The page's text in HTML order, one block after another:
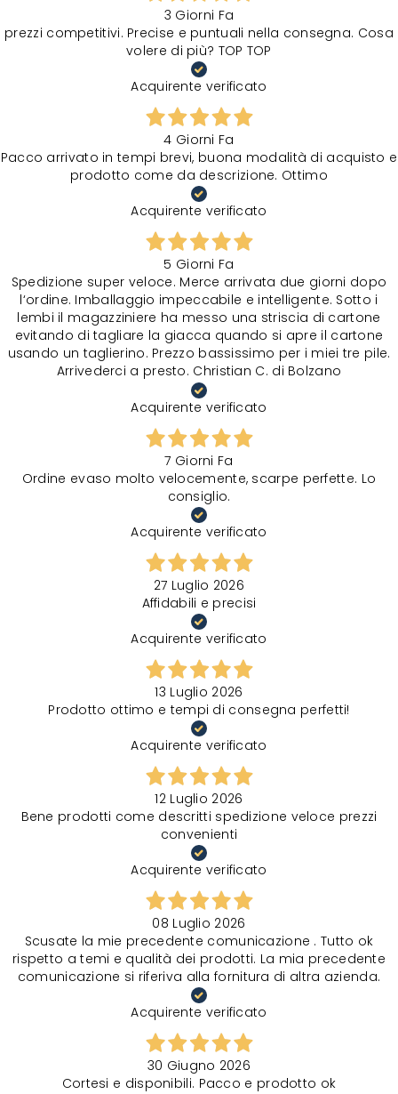
3 Giorni Fa
prezzi competitivi. Precise e puntuali nella consegna. Cosa
volere di più? TOP TOP
Acquirente verificato
4 Giorni Fa
Pacco arrivato in tempi brevi, buona modalità di acquisto e
prodotto come da descrizione. Ottimo
Acquirente verificato
5 Giorni Fa
Spedizione super veloce. Merce arrivata due giorni dopo
l‘ordine. Imballaggio impeccabile e intelligente. Sotto i
lembi il magazziniere ha messo una striscia di cartone
evitando di tagliare la giacca quando si apre il cartone
usando un taglierino. Prezzo bassissimo per i miei tre pile.
Arrivederci a presto. Christian C. di Bolzano
Acquirente verificato
7 Giorni Fa
Ordine evaso molto velocemente, scarpe perfette. Lo
consiglio.
Acquirente verificato
27 Luglio 2026
Affidabili e precisi
Acquirente verificato
13 Luglio 2026
Prodotto ottimo e tempi di consegna perfetti!
Acquirente verificato
12 Luglio 2026
Bene prodotti come descritti spedizione veloce prezzi
convenienti
Acquirente verificato
08 Luglio 2026
Scusate la mie precedente comunicazione . Tutto ok
rispetto a temi e qualità dei prodotti. La mia precedente
comunicazione si riferiva alla fornitura di altra azienda.
Acquirente verificato
30 Giugno 2026
Cortesi e disponibili. Pacco e prodotto ok